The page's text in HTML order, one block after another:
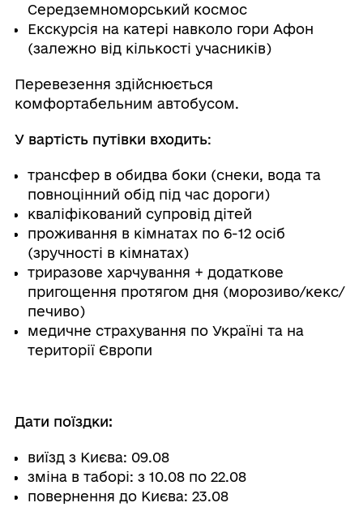
Середземноморський космос
Екскурсія на катері навколо гори Афон
(залежно від кількості учасників)
Перевезення здійснюється
комфортабельним автобусом.
У вартість путівки входить:
трансфер в обидва боки (снеки, вода та
повноцінний обід під час дороги)
кваліфікований супровід дітей
проживання в кімнатах по 6-12 осіб
(зручності в кімнатах)
триразове харчування + додаткове
пригощення протягом дня (морозиво/кекс/
печиво)
медичне страхування по Україні та на
території Європи
Дати поїздки:
виїзд з Києва: 09.08
зміна в таборі: з 10.08 по 22.08
повернення до Києва: 23.08